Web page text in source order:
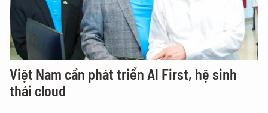
Việt Nam cần phát triển AI First, hệ sinh
thái cloud